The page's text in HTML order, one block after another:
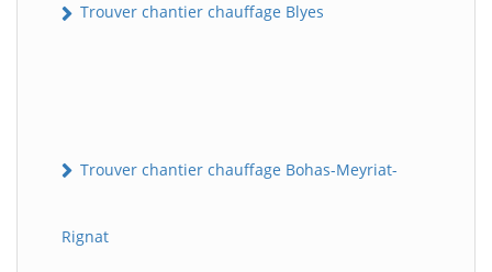
Trouver chantier chauffage Blyes
Trouver chantier chauffage Bohas-Meyriat-
Rignat